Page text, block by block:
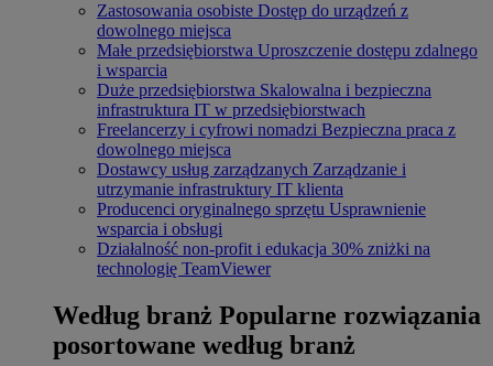
Zastosowania osobiste Dostęp do urządzeń z
dowolnego miejsca
Małe przedsiębiorstwa Uproszczenie dostępu zdalnego
i wsparcia
Duże przedsiębiorstwa Skalowalna i bezpieczna
infrastruktura IT w przedsiębiorstwach
Freelancerzy i cyfrowi nomadzi Bezpieczna praca z
dowolnego miejsca
Dostawcy usług zarządzanych Zarządzanie i
utrzymanie infrastruktury IT klienta
Producenci oryginalnego sprzętu Usprawnienie
wsparcia i obsługi
Działalność non-profit i edukacja 30% zniżki na
technologię TeamViewer
Według branż Popularne rozwiązania
posortowane według branż